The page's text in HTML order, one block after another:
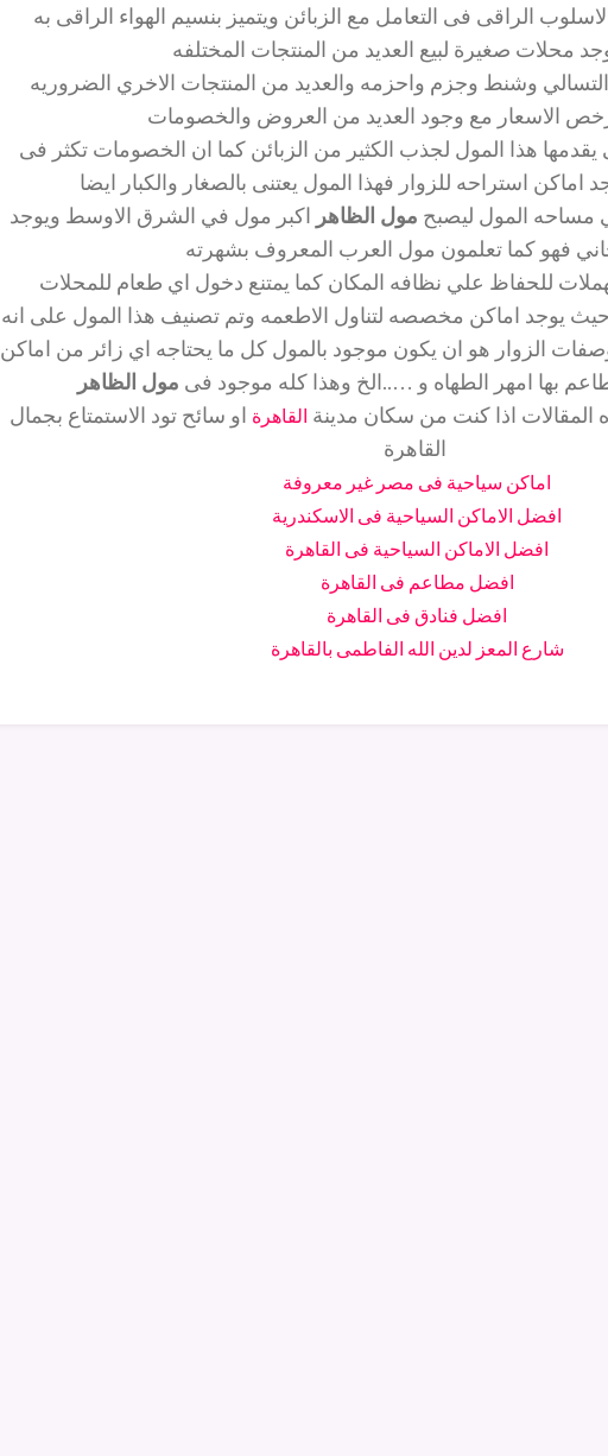
الراقى فى التعامل مع الزبائن ويتميز بنسيم الهواء الراقى به
محلات صغيرة لبيع العديد من المنتجات المختلفه
وشنط وجزم واحزمه والعديد من المنتجات الاخري الضروريه
الاسعار مع وجود العديد من العروض والخصومات
يقدمها هذا المول لجذب الكثير من الزبائن كما ان الخصومات تكثر فى
اماكن استراحه للزوار فهذا المول يعتنى بالصغار والكبار ايضا
مساحه المول ليصبح مول الظاهر اكبر مول في الشرق الاوسط ويوجد
فهو كما تعلمون مول العرب المعروف بشهرته
للحفاظ علي نظافه المكان كما يمتنع دخول اي طعام للمحلات
حيث يوجد اماكن مخصصه لتناول الاطعمه وتم تصنيف هذا المول على انه
الزوار هو ان يكون موجود بالمول كل ما يحتاجه اي زائر من اماكن
بها امهر الطهاه و …..الخ وهذا كله موجود فى مول الظاهر
المقالات اذا كنت من سكان مدينة القاهرة او سائح تود الاستمتاع بجمال
القاهرة
اماكن سياحية فى مصر غير معروفة
افضل الاماكن السياحية فى الاسكندرية
افضل الاماكن السياحية فى القاهرة
افضل مطاعم فى القاهرة
افضل فنادق فى القاهرة
شارع المعز لدين الله الفاطمى بالقاهرة